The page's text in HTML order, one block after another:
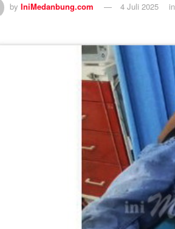
by IniMedanbung.com 4 Juli 2025 in